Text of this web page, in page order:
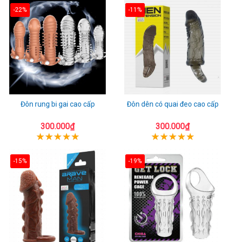
-22%
Đôn rung bi gai cao cấp
300.000₫
-11%
Đôn dên có quai đeo cao cấp
300.000₫
-15% -19%